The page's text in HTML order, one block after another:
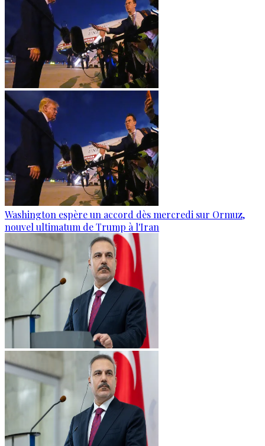
Washington espère un accord dès mercredi sur Ormuz,
nouvel ultimatum de Trump à l'Iran